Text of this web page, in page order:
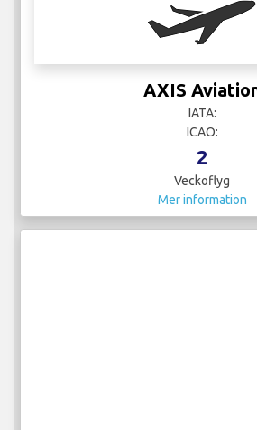
AXIS
IATA:
ICAO:
2
Veckoflyg
Mer information